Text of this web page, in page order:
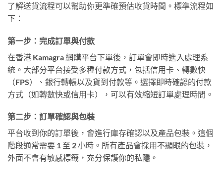
了解送貨流程可以幫助你更準確預估收貨時間。標準流程如
下：
第一步：完成訂單與付款
在香港 Kamagra 網購平台下單後，訂單會即時進入處理系
統。大部分平台接受多種付款方式，包括信用卡、轉數快
（FPS）、銀行轉帳以及貨到付款等。選擇即時確認的付款
方式（如轉數快或信用卡），可以有效縮短訂單處理時間。
第二步：訂單確認與包裝
平台收到你的訂單後，會進行庫存確認以及產品包裝。這個
階段通常需要 1 至 2 小時。所有產品會採用不顯眼的包裝，
外面不會有敏感標籤，充分保護你的私隱。